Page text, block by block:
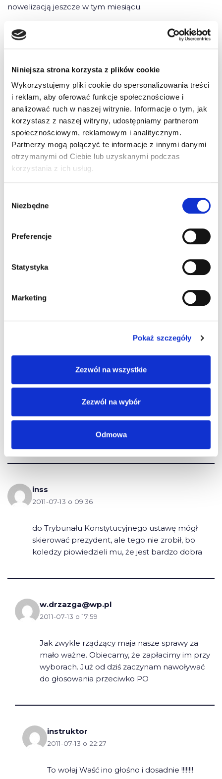
Niniejsza strona korzysta z plików cookie
Wykorzystujemy pliki cookie do spersonalizowania treści
i reklam, aby oferować funkcje społecznościowe i
analizować ruch w naszej witrynie. Informacje o tym, jak
korzystasz z naszej witryny, udostępniamy partnerom
społecznościowym, reklamowym i analitycznym.
Partnerzy mogą połączyć te informacje z innymi danymi
otrzymanymi od Ciebie lub uzyskanymi podczas
korzystania z ich usług.
zgody
Niezbędne
Preferencje
Statystyka
Marketing
Pokaż szczegóły
Zezwól na wszystkie
Zezwól na wybór
Odmowa
nowelizacją jeszcze w tym miesiącu.
– To wyłącznie zależy od marszałka. Niektóre projekty
debatę parlamentarną, bo ustawa stanowi zagrożenie
dla działania małych firm. Projekt złożyłem w imieniu
klubu, zobaczymy, co na to koledzy z innych klubów.
Mikołaj Radomski
nowelę ustawy?”
2011-07-12 o 14:04
niech ten marszałek weźmie pod uwagę nasz
opamięta przed wyborami parlamentarnymi, a
może właśnie nic z powodu wyvorów nie zrobi…
Benek
2011-07-13 o 09:29
TRYBUNAŁU STANU. Co w tej sprawie się dzieje?
inss
2011-07-13 o 09:36
do Trybunału Konstytucyjnego ustawę mógł
skierować prezydent, ale tego nie zrobił, bo
koledzy piowiedzieli mu, że jest bardzo dobra
w.drzazga@wp.pl
2011-07-13 o 17:59
Jak zwykle rządzący maja nasze sprawy za
mało ważne. Obiecamy, że zapłacimy im przy
wyborach. Już od dziś zaczynam nawoływać
do głosowania przeciwko PO
instruktor
2011-07-13 o 22:27
To wołaj Waść ino głośno i dosadnie !!!!!!!!